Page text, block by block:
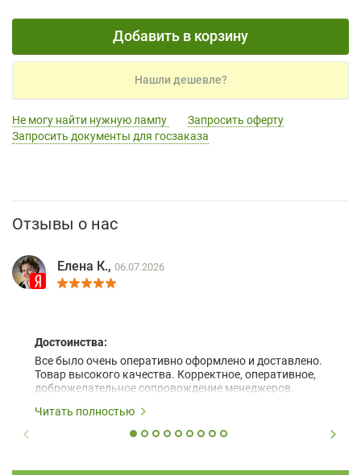
Добавить в корзину
Нашли дешевле?
Не могу найти нужную лампу
Запросить оферту
Запросить документы для госзаказа
Отзывы о нас
Елена К., 06.07.2026
Достоинства:
Все было очень оперативно оформлено и доставлено.
Товар высокого качества. Корректное, оперативное,
доброжелательное сопровождение менеджеров.
Читать полностью